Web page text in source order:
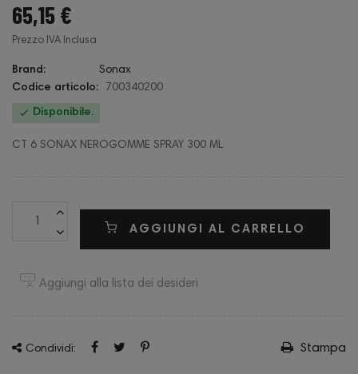
65,15 €
Prezzo IVA Inclusa
Brand:
Sonax
Codice articolo:
700340200
 Disponibile.
CT 6 SONAX NEROGOMME SPRAY 300 ML
AGGIUNGI AL CARRELLO
Aggiungi alla lista dei desideri
Condividi: Stampa